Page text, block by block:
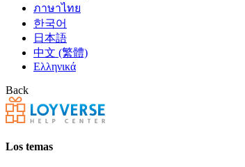
ภาษาไทย
한국어
日本語
中文 (繁體)
Ελληνικά
Back
Los temas